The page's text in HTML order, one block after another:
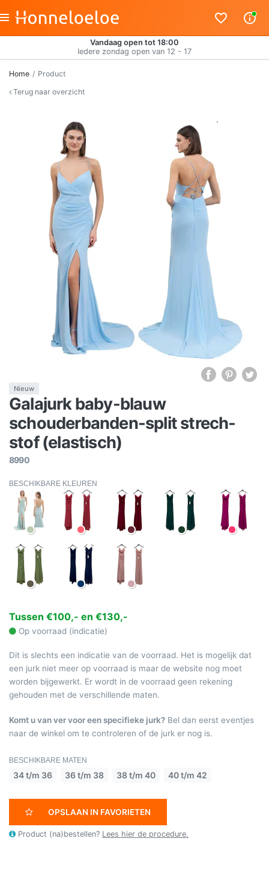
Vandaag open tot 18:00
Iedere zondag open van 12 - 17
Home
Product
Terug naar overzicht
Nieuw
Galajurk baby-blauw
schouderbanden-split strech-
stof (elastisch)
8990
BESCHIKBARE KLEUREN
Tussen €100,- en €130,-
Op voorraad (indicatie)
Dit is slechts een indicatie van de voorraad. Het is mogelijk dat
een jurk niet meer op voorraad is maar de website nog moet
worden bijgewerkt. Er wordt in de voorraad geen rekening
gehouden met de verschillende maten.
Komt u van ver voor een specifieke jurk? Bel dan eerst eventjes
naar de winkel om te controleren of de jurk er nog is.
BESCHIKBARE MATEN
34 t/m 36 36 t/m 38 38 t/m 40 40 t/m 42
OPSLAAN IN FAVORIETEN
Product (na)bestellen? Lees hier de procedure.